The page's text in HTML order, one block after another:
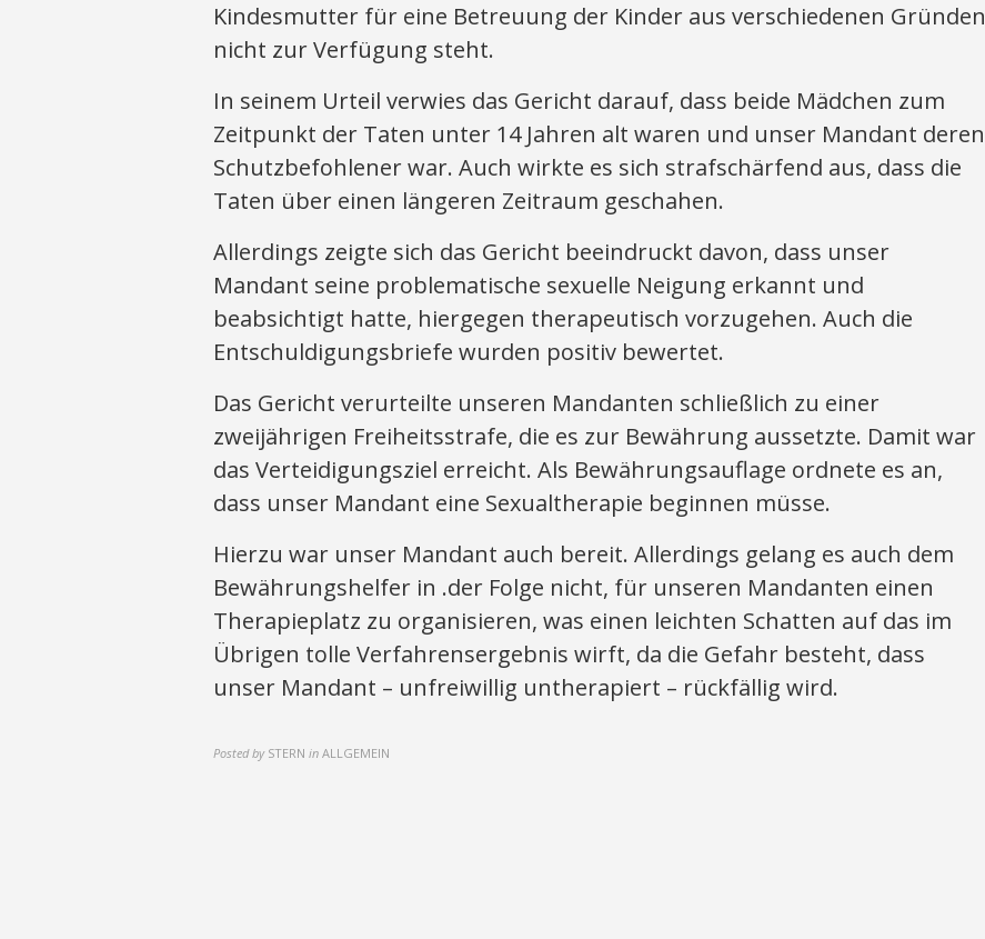
Kindesmutter für eine Betreuung der Kinder aus verschiedenen Gründen
nicht zur Verfügung steht.
In seinem Urteil verwies das Gericht darauf, dass beide Mädchen zum
Zeitpunkt der Taten unter 14 Jahren alt waren und unser Mandant deren
Schutzbefohlener war. Auch wirkte es sich strafschärfend aus, dass die
Taten über einen längeren Zeitraum geschahen.
Allerdings zeigte sich das Gericht beeindruckt davon, dass unser
Mandant seine problematische sexuelle Neigung erkannt und
beabsichtigt hatte, hiergegen therapeutisch vorzugehen. Auch die
Entschuldigungsbriefe wurden positiv bewertet.
Das Gericht verurteilte unseren Mandanten schließlich zu einer
zweijährigen Freiheitsstrafe, die es zur Bewährung aussetzte. Damit war
das Verteidigungsziel erreicht. Als Bewährungsauflage ordnete es an,
dass unser Mandant eine Sexualtherapie beginnen müsse.
Hierzu war unser Mandant auch bereit. Allerdings gelang es auch dem
Bewährungshelfer in .der Folge nicht, für unseren Mandanten einen
Therapieplatz zu organisieren, was einen leichten Schatten auf das im
Übrigen tolle Verfahrensergebnis wirft, da die Gefahr besteht, dass
unser Mandant – unfreiwillig untherapiert – rückfällig wird.
Posted by STERN in ALLGEMEIN